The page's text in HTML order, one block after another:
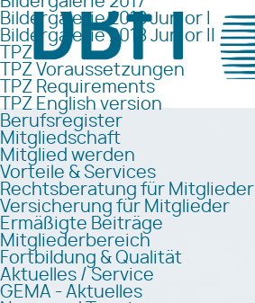
Bildergalerie 2018 Junior I
Bildergalerie 2018 Junior II
TPZ
TPZ Voraussetzungen
TPZ Requirements
TPZ English version
Berufsregister
Mitgliedschaft
Mitglied werden
Vorteile & Services
Rechtsberatung für Mitglieder
Versicherung für Mitglieder
Ermäßigte Beiträge
Mitgliederbereich
Fortbildung & Qualität
Aktuelles / Service
GEMA - Aktuelles